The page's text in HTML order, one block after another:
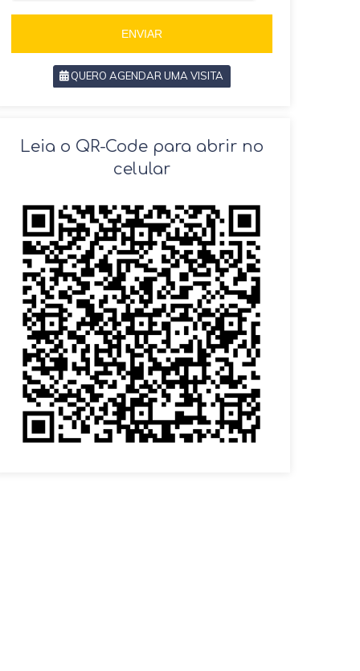
5
5
ENVIAR
QUERO AGENDAR UMA VISITA
VOLTAR
Leia o QR-Code para abrir no
celular